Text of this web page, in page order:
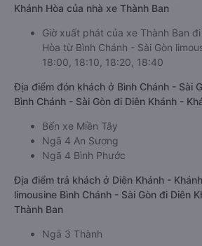
Khánh Hòa của nhà xe Thành Ban
Giờ xuất phát của xe Thành Ban
Hòa từ Bình Chánh - Sài Gòn
18:00, 18:10, 18:20, 18:40
Địa điểm đón khách ở Bình Chánh - Sài
Bình Chánh - Sài Gòn đi Diên Khánh -
Bến xe Miền Tây
Ngã 4 An Sương
Ngã 4 Bình Phước
Địa điểm trả khách ở Diên Khánh -
limousine Bình Chánh - Sài Gòn đi Diên
Thành Ban
Ngã 3 Thành